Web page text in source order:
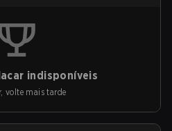
indisponíveis
volte mais tarde